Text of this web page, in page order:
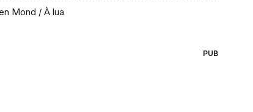
Mond / À lua
PUB